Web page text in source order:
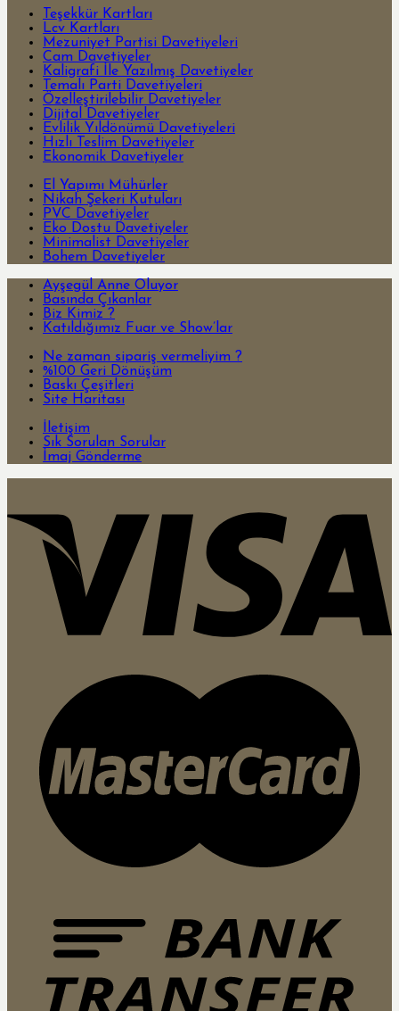
Teşekkür Kartları
Lcv Kartları
Mezuniyet Partisi Davetiyeleri
Cam Davetiyeler
Kaligrafi İle Yazılmış Davetiyeler
Temalı Parti Davetiyeleri
Özelleştirilebilir Davetiyeler
Dijital Davetiyeler
Evlilik Yıldönümü Davetiyeleri
Hızlı Teslim Davetiyeler
Ekonomik Davetiyeler
El Yapımı Mühürler
Nikah Şekeri Kutuları
PVC Davetiyeler
Eko Dostu Davetiyeler
Minimalist Davetiyeler
Bohem Davetiyeler
Ayşegül Anne Oluyor
Basında Çıkanlar
Biz Kimiz ?
Katıldığımız Fuar ve Show’lar
Ne zaman sipariş vermeliyim ?
%100 Geri Dönüşüm
Baskı Çeşitleri
Site Haritası
İletişim
Sık Sorulan Sorular
İmaj Gönderme